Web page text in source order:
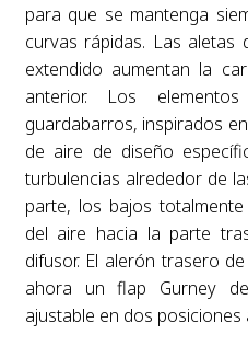
para que se mantenga
curvas rápidas. Las
extendido aumentan la
anterior. Los
guardabarros, inspirados
de aire de diseño
turbulencias alrededor de
parte, los bajos
del aire hacia la parte
difusor. El alerón trasero
ahora un flap Gurney
ajustable en dos posiciones